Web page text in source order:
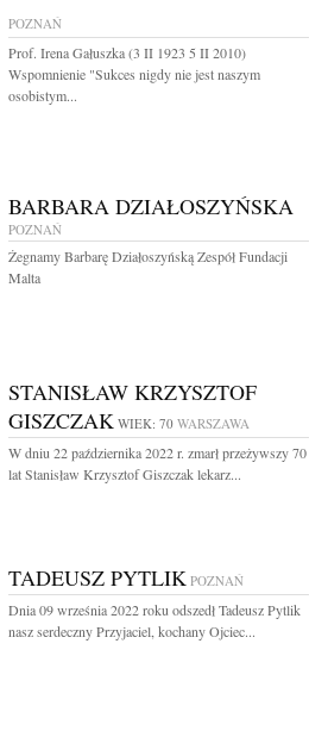
POZNAŃ
Prof. Irena Gałuszka (3 II 1923 5 II 2010)
Wspomnienie "Sukces nigdy nie jest naszym
osobistym...
BARBARA DZIAŁOSZYŃSKA
POZNAŃ
Żegnamy Barbarę Działoszyńską Zespół Fundacji
Malta
STANISŁAW KRZYSZTOF
GISZCZAK WIEK: 70 WARSZAWA
W dniu 22 października 2022 r. zmarł przeżywszy 70
lat Stanisław Krzysztof Giszczak lekarz...
TADEUSZ PYTLIK POZNAŃ
Dnia 09 września 2022 roku odszedł Tadeusz Pytlik
nasz serdeczny Przyjaciel, kochany Ojciec...